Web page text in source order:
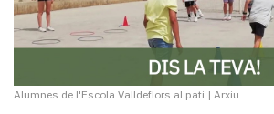
Alumnes de l'Escola Valldeflors al pati | Arxiu